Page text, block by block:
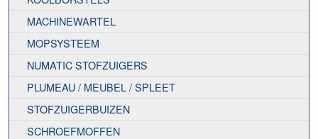
MACHINEWARTEL
MOPSYSTEEM
NUMATIC STOFZUIGERS
PLUMEAU / MEUBEL / SPLEET
STOFZUIGERBUIZEN
SCHROEFMOFFEN